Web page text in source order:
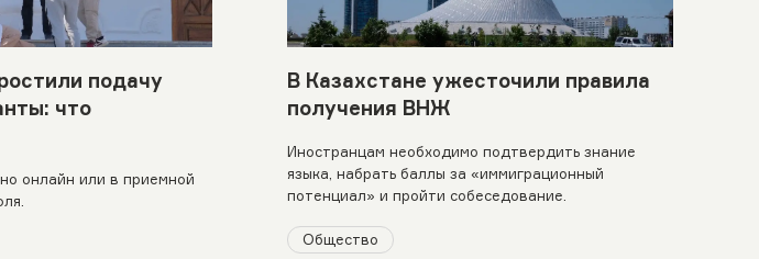
подачу
что
онлайн или в приемной
В Казахстане ужесточили правила
получения ВНЖ
Иностранцам необходимо подтвердить знание
языка, набрать баллы за «иммиграционный
потенциал» и пройти собеседование.
Общество